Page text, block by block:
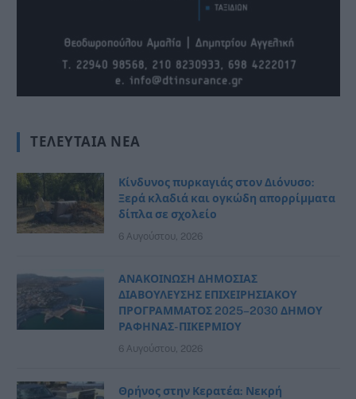
ΤΕΛΕΥΤΑΊΑ ΝΈΑ
Κίνδυνος πυρκαγιάς στον Διόνυσο:
Ξερά κλαδιά και ογκώδη απορρίμματα
δίπλα σε σχολείο
6 Αυγούστου, 2026
ΑΝΑΚΟΙΝΩΣΗ ΔΗΜΟΣΙΑΣ
ΔΙΑΒΟΥΛΕΥΣΗΣ ΕΠΙΧΕΙΡΗΣΙΑΚΟΥ
ΠΡΟΓΡΑΜΜΑΤΟΣ 2025–2030 ΔΗΜΟΥ
ΡΑΦΗΝΑΣ- ΠΙΚΕΡΜΙΟΥ
6 Αυγούστου, 2026
Θρήνος στην Κερατέα: Νεκρή